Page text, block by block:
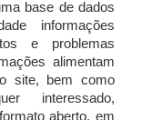
base de dados
informações
e problemas
alimentam
site, bem como
interessado,
aberto, em